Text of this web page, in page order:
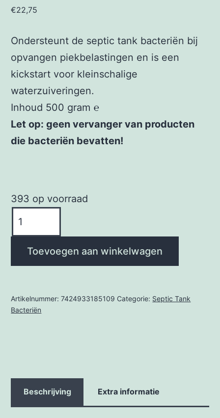
€22,75
Ondersteunt de septic tank bacteriën bij
opvangen piekbelastingen en is een
kickstart voor kleinschalige
waterzuiveringen.
Inhoud 500 gram ℮
Let op: geen vervanger van producten
die bacteriën bevatten!
393 op voorraad
Nutri
Toevoegen aan winkelwagen
Artikelnummer:7424933185109 Categorie: Septic Tank
Bacteriën
Beschrijving Extra informatie